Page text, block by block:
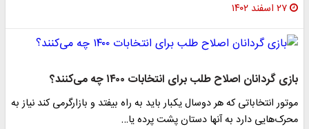
۲۷ اسفند ۱۴۰۲
بازی گردانان اصلاح طلب برای انتخابات ۱۴۰۰ چه می‌کنند؟
موتور انتخاباتی که هر دوسال یکبار باید به راه بیفتد و بازارگرمی کند نیاز به
محرک‌هایی دارد به آنها دستان پشت پرده یا…